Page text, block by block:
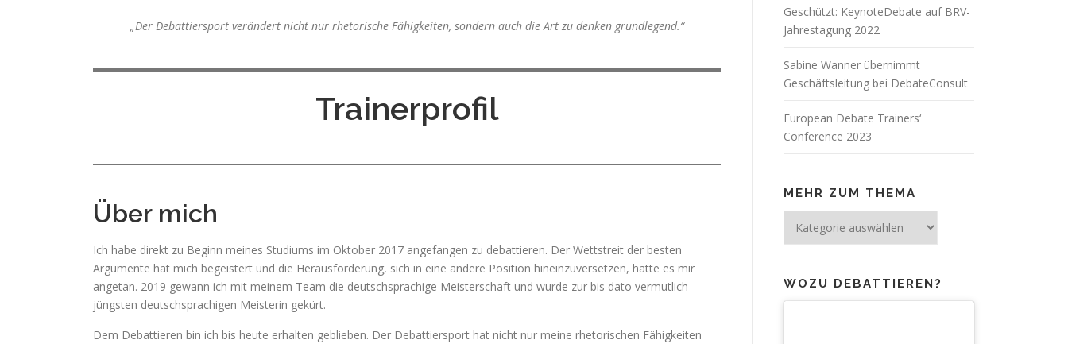
„Der Debattiersport verändert nicht nur rhetorische Fähigkeiten, sondern auch die Art zu denken grundlegend.“
Trainerprofil
Über mich
Ich habe direkt zu Beginn meines Studiums im Oktober 2017 angefangen zu debattieren. Der Wettstreit der besten
Argumente hat mich begeistert und die Herausforderung, sich in eine andere Position hineinzuversetzen, hatte es mir
angetan. 2019 gewann ich mit meinem Team die deutschsprachige Meisterschaft und wurde zur bis dato vermutlich
jüngsten deutschsprachigen Meisterin gekürt.
Dem Debattieren bin ich bis heute erhalten geblieben. Der Debattiersport hat nicht nur meine rhetorischen Fähigkeiten
Geschützt: KeynoteDebate auf BRV-
Jahrestagung 2022
Sabine Wanner übernimmt
Geschäftsleitung bei DebateConsult
European Debate Trainers‘
Conference 2023
MEHR ZUM THEMA
zum
WOZU DEBATTIEREN?